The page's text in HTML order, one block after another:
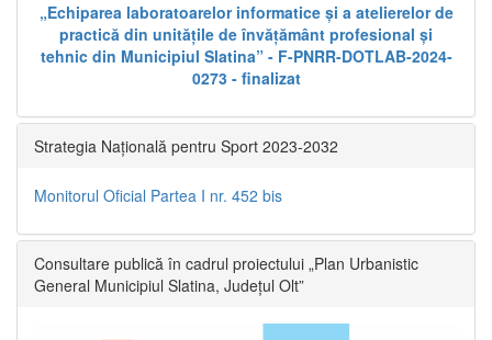
„Echiparea laboratoarelor informatice și a atelierelor de
practică din unitățile de învățământ profesional și
tehnic din Municipiul Slatina” - F-PNRR-DOTLAB-2024-
0273 - finalizat
Strategia Națională pentru Sport 2023-2032
Monitorul Oficial Partea I nr. 452 bis
Consultare publică în cadrul proiectului „Plan Urbanistic
General Municipiul Slatina, Județul Olt”